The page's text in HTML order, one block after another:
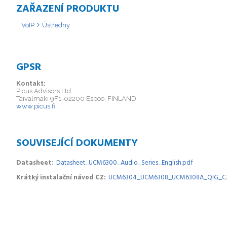
ZAŘAZENÍ PRODUKTU
VoIP Ústředny
GPSR
Kontakt:
Picus Advisors Ltd
Taivalmaki 9F1-02200 Espoo, FINLAND
www.picus.fi
SOUVISEJÍCÍ DOKUMENTY
Datasheet Datasheet_UCM6300_Audio_Series_English.pdf
Krátký instalační návod CZ